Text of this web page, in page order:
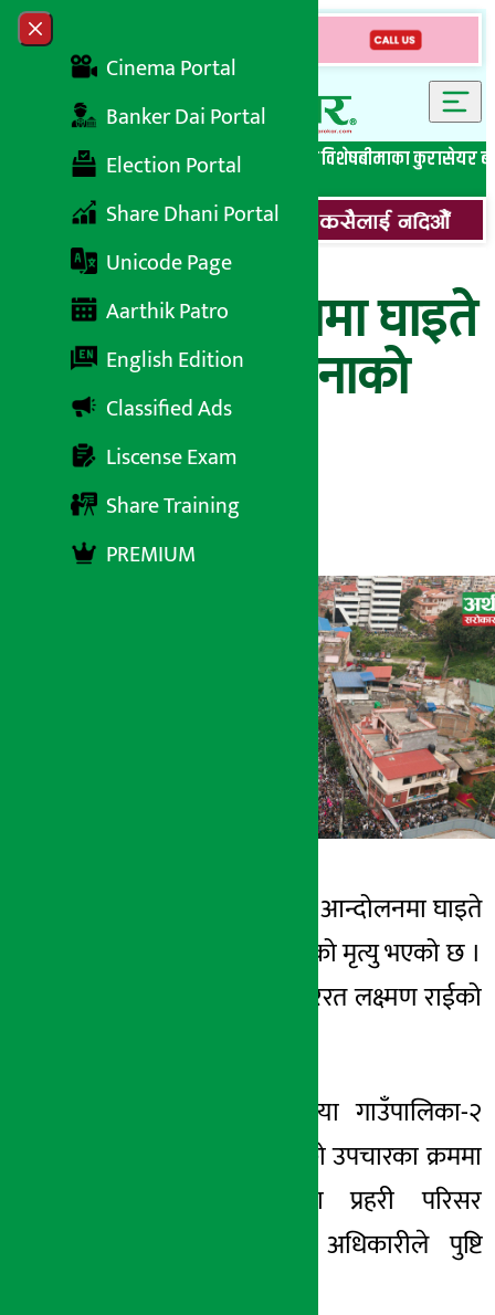
Skip to content
Close menu
Cinema Portal
Banker Dai Portal
Election Portal
Share Dhani Portal
Unicode Page
Aarthik Patro
English Edition
Classified Ads
Liscense Exam
Share Training
PREMIUM
सबै समाचारबेथिति मुर्दाबादबैंकिङ विशेष लघुवित्त विशेषबीमाका कुरासेयर
जेन-जी आन्दोलनमा घाइते
भएका थप एकजनाको
मृत्यु
काठमाडौँ । जेन-जी आन्दोलनमा घाइते
भएका थप एकजनाको मृत्यु भएको छ ।
ट्रमा सेन्टरमा उपचाररत लक्ष्मण राईको
नुवाकोटको पञ्चकन्या गाउँपालिका-२
का ३६ वर्षीय राईको उपचारका क्रममा
मृत्युभएको जिल्ला प्रहरी परिसर
काठमाडौँका एक अधिकारीले पुष्टि